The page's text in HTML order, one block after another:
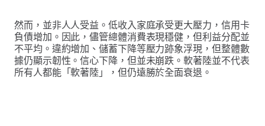
然而，並非人人受益。低收入家庭承受更大壓力，信用卡
負債增加。因此，儘管總體消費表現穩健，但利益分配並
不平均。違約增加、儲蓄下降等壓力跡象浮現，但整體數
據仍顯示韌性。信心下降，但並未崩跌。軟著陸並不代表
所有人都能「軟著陸」，但仍遠勝於全面衰退。